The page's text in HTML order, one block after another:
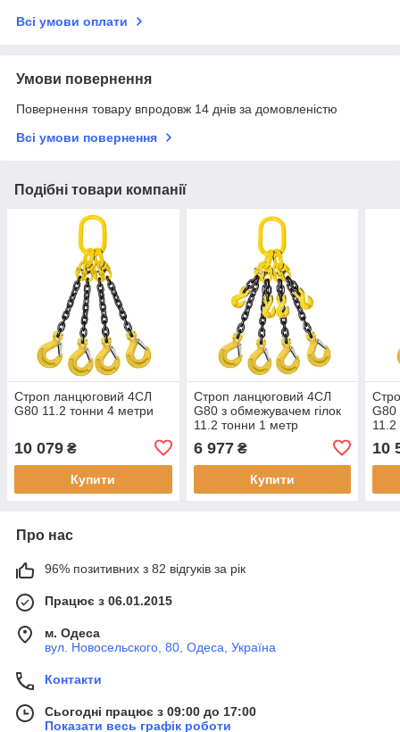
Всі умови оплати
Умови повернення
Повернення товару впродовж 14 днів за домовленістю
Всі умови повернення
Подібні товари компанії
Строп ланцюговий 4СЛ
G80 11.2 тонни 4 метри
10 079 ₴
Купити
Строп ланцюговий 4СЛ
G80 з обмежувачем гілок
11.2 тонни 1 метр
6 977₴
Купити
G80
10
Про нас
96% позитивних з 82 відгуків за рік
Працює з 06.01.2015
м. Одеса
вул. Новосельского, 80, Одеса, Україна
Контакти
Сьогодні працює з 09:00 до 17:00
Показати весь графік роботи